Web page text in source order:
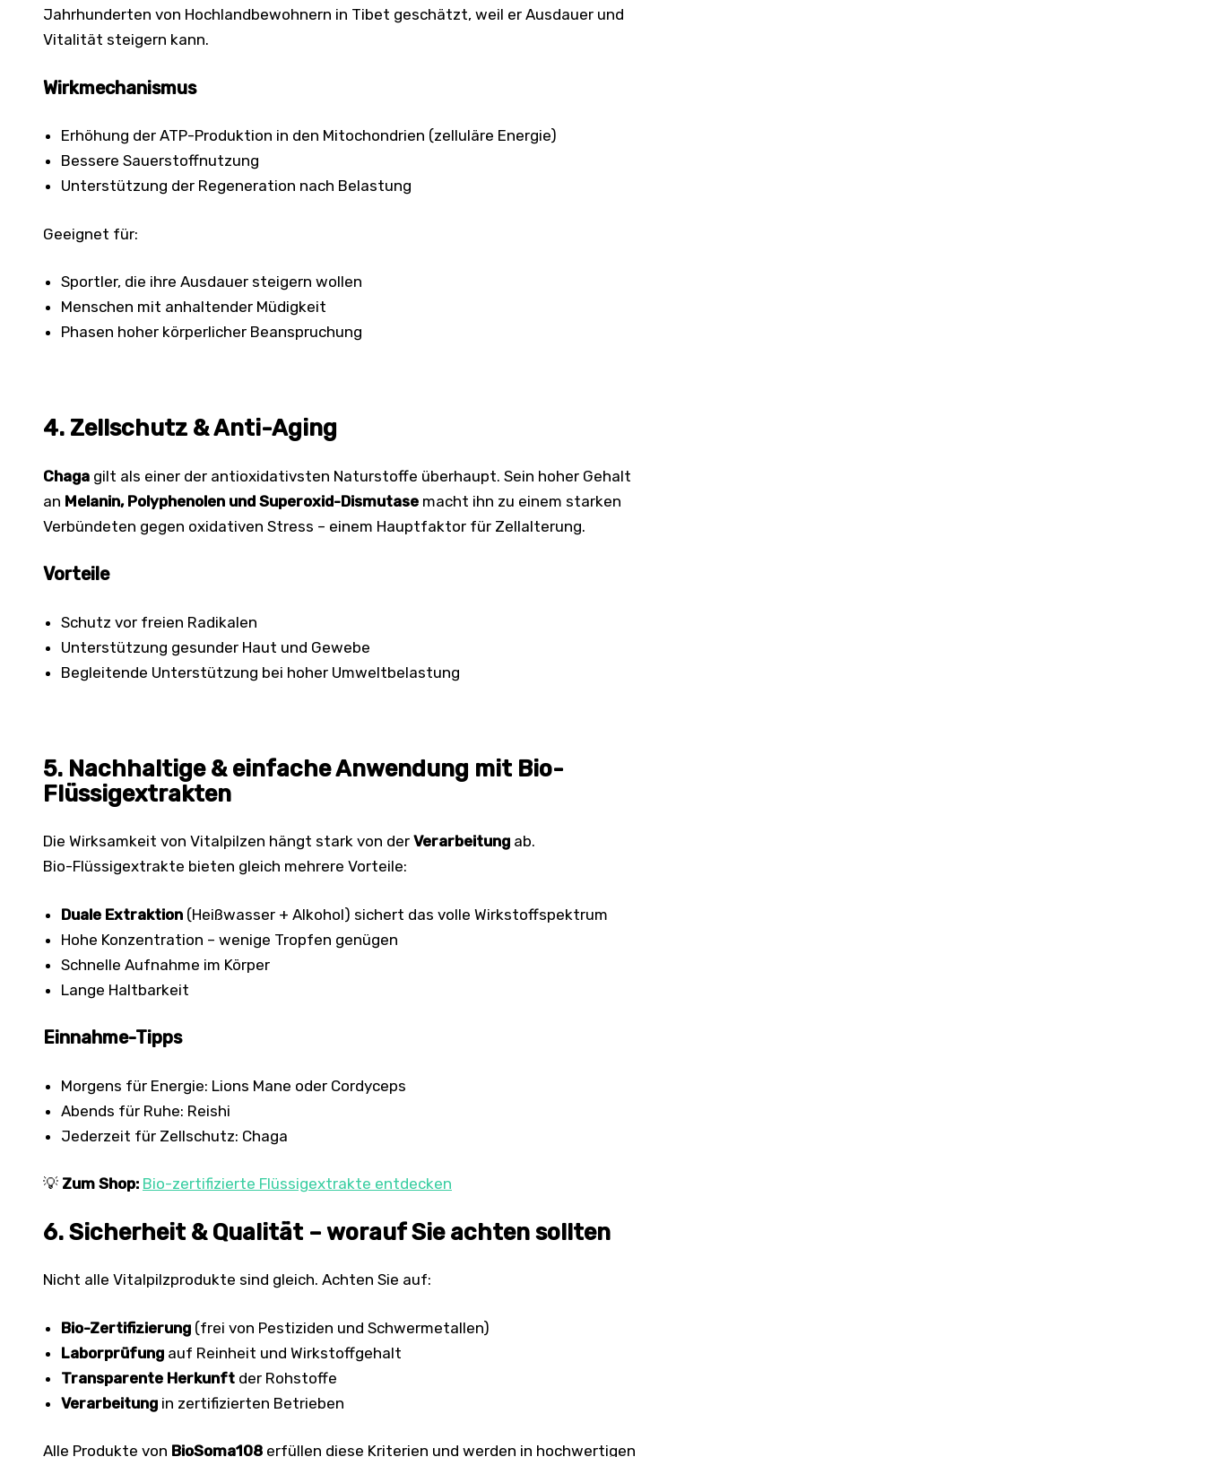
Jahrhunderten von Hochlandbewohnern in Tibet geschätzt, weil er Ausdauer und
Vitalität steigern kann.
Wirkmechanismus
Erhöhung der ATP-Produktion in den Mitochondrien (zelluläre Energie)
Bessere Sauerstoffnutzung
Unterstützung der Regeneration nach Belastung
Geeignet für:
Sportler, die ihre Ausdauer steigern wollen
Menschen mit anhaltender Müdigkeit
Phasen hoher körperlicher Beanspruchung
4. Zellschutz & Anti-Aging
Chaga gilt als einer der antioxidativsten Naturstoffe überhaupt. Sein hoher Gehalt
an Melanin, Polyphenolen und Superoxid-Dismutase macht ihn zu einem starken
Verbündeten gegen oxidativen Stress – einem Hauptfaktor für Zellalterung.
Vorteile
Schutz vor freien Radikalen
Unterstützung gesunder Haut und Gewebe
Begleitende Unterstützung bei hoher Umweltbelastung
5. Nachhaltige & einfache Anwendung mit Bio-
Flüssigextrakten
Die Wirksamkeit von Vitalpilzen hängt stark von der Verarbeitung ab.
Bio-Flüssigextrakte bieten gleich mehrere Vorteile:
Duale Extraktion (Heißwasser + Alkohol) sichert das volle Wirkstoffspektrum
Hohe Konzentration – wenige Tropfen genügen
Schnelle Aufnahme im Körper
Lange Haltbarkeit
Einnahme-Tipps
Morgens für Energie: Lions Mane oder Cordyceps
Abends für Ruhe: Reishi
Jederzeit für Zellschutz: Chaga
💡 Zum Shop: Bio-zertifizierte Flüssigextrakte entdecken
6. Sicherheit & Qualität – worauf Sie achten sollten
Nicht alle Vitalpilzprodukte sind gleich. Achten Sie auf:
Bio-Zertifizierung (frei von Pestiziden und Schwermetallen)
Laborprüfung auf Reinheit und Wirkstoffgehalt
Transparente Herkunft der Rohstoffe
Verarbeitung in zertifizierten Betrieben
Alle Produkte von BioSoma108 erfüllen diese Kriterien und werden in hochwertigen